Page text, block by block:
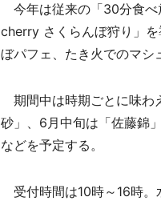
今年は従来の「30分食べ
cherry さくらんぼ狩り」
ぼパフェ、たき火でのマシ
期間中は時期ごとに味わ
砂」、6月中旬は「佐藤錦
などを予定する。
受付時間は10時～16時。